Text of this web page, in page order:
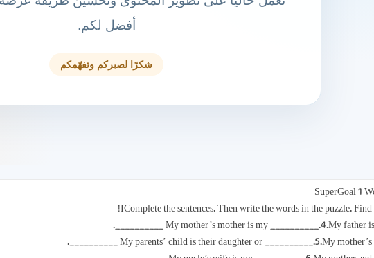
SuperGoal 1
IComplete the sentences. Then write the words in the puzzle. Find